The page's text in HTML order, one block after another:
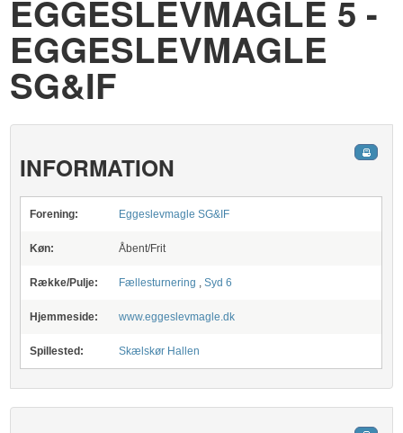
EGGESLEVMAGLE 5 -
EGGESLEVMAGLE
SG&IF
INFORMATION
Forening: Eggeslevmagle SG&IF
Køn: Åbent/Frit
Række/Pulje: Fællesturnering ,Syd 6
Hjemmeside: www.eggeslevmagle.dk
Spillested: Skælskør Hallen